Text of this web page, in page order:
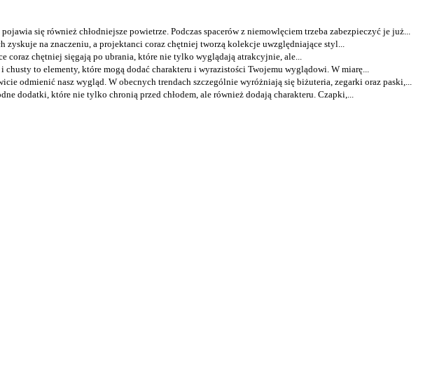
się również chłodniejsze powietrze. Podczas spacerów z niemowlęciem trzeba zabezpieczyć je już...
zyskuje na znaczeniu, a projektanci coraz chętniej tworzą kolekcje uwzględniające styl...
coraz chętniej sięgają po ubrania, które nie tylko wyglądają atrakcyjnie, ale...
to elementy, które mogą dodać charakteru i wyrazistości Twojemu wyglądowi. W miarę...
odmienić nasz wygląd. W obecnych trendach szczególnie wyróżniają się biżuteria, zegarki oraz paski,...
dodatki, które nie tylko chronią przed chłodem, ale również dodają charakteru. Czapki,...